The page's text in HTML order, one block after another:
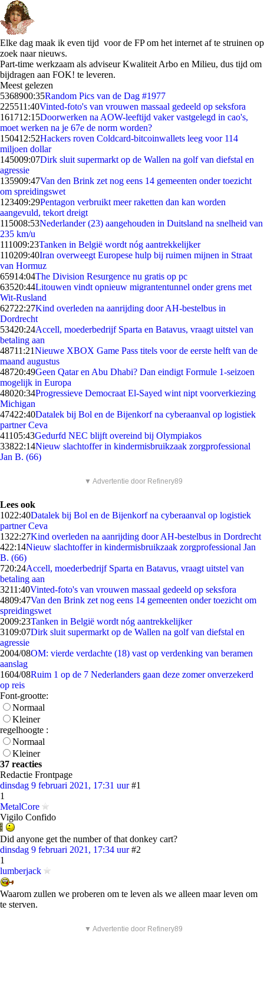
Elke dag maak ik even tijd voor de FP om het internet af te struinen op
zoek naar nieuws.
Part-time werkzaam als adviseur Kwaliteit Arbo en Milieu, dus tijd om
bijdragen aan FOK! te leveren.
Meest gelezen
5368900:35Random Pics van de Dag #1977
225511:40Vinted-foto's van vrouwen massaal gedeeld op seksfora
161712:15Doorwerken na AOW-leeftijd vaker vastgelegd in cao's,
moet werken na je 67e de norm worden?
150412:52Hackers roven Coldcard-bitcoinwallets leeg voor 114
miljoen dollar
145009:07Dirk sluit supermarkt op de Wallen na golf van diefstal en
agressie
135909:47Van den Brink zet nog eens 14 gemeenten onder toezicht
om spreidingswet
123409:29Pentagon verbruikt meer raketten dan kan worden
aangevuld, tekort dreigt
115008:53Nederlander (23) aangehouden in Duitsland na snelheid van
235 km/u
111009:23Tanken in België wordt nóg aantrekkelijker
110209:40Iran overweegt Europese hulp bij ruimen mijnen in Straat
van Hormuz
65914:04The Division Resurgence nu gratis op pc
63520:44Litouwen vindt opnieuw migrantentunnel onder grens met
Wit-Rusland
62722:27Kind overleden na aanrijding door AH-bestelbus in
Dordrecht
53420:24Accell, moederbedrijf Sparta en Batavus, vraagt uitstel van
betaling aan
48711:21Nieuwe XBOX Game Pass titels voor de eerste helft van de
maand augustus
48720:49Geen Qatar en Abu Dhabi? Dan eindigt Formule 1-seizoen
mogelijk in Europa
48020:34Progressieve Democraat El-Sayed wint nipt voorverkiezing
Michigan
47422:40Datalek bij Bol en de Bijenkorf na cyberaanval op logistiek
partner Ceva
41105:43Gedurfd NEC blijft overeind bij Olympiakos
33822:14Nieuw slachtoffer in kindermisbruikzaak zorgprofessional
Jan B. (66)
▼ Advertentie door Refinery89
Lees ook
1022:40Datalek bij Bol en de Bijenkorf na cyberaanval op logistiek
partner Ceva
1322:27Kind overleden na aanrijding door AH-bestelbus in Dordrecht
422:14Nieuw slachtoffer in kindermisbruikzaak zorgprofessional Jan
B. (66)
720:24Accell, moederbedrijf Sparta en Batavus, vraagt uitstel van
betaling aan
3211:40Vinted-foto's van vrouwen massaal gedeeld op seksfora
4809:47Van den Brink zet nog eens 14 gemeenten onder toezicht om
spreidingswet
2009:23Tanken in België wordt nóg aantrekkelijker
3109:07Dirk sluit supermarkt op de Wallen na golf van diefstal en
agressie
2004/08OM: vierde verdachte (18) vast op verdenking van beramen
aanslag
1604/08Ruim 1 op de 7 Nederlanders gaan deze zomer onverzekerd
op reis
Font-grootte:
Normaal
Kleiner
regelhoogte :
Normaal
Kleiner
37 reacties
Redactie Frontpage
dinsdag 9 februari 2021, 17:31 uur #1
1
MetalCore
Vigilo Confido
Did anyone get the number of that donkey cart?
dinsdag 9 februari 2021, 17:34 uur #2
1
lumberjack
Waarom zullen we proberen om te leven als we alleen maar leven om
te sterven.
▼ Advertentie door Refinery89